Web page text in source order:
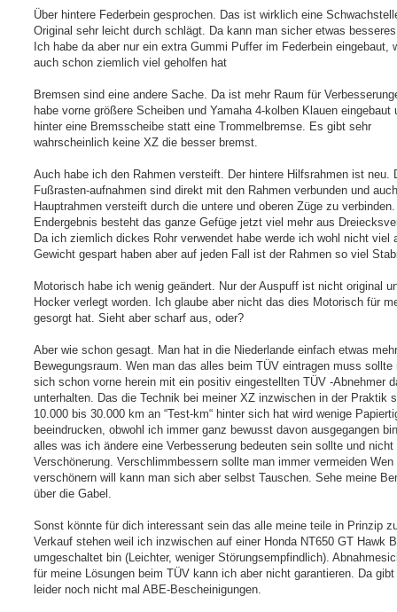
Über hintere Federbein gesprochen. Das ist wirklich eine
Original sehr leicht durch schlägt. Da kann man sicher etwas
Ich habe da aber nur ein extra Gummi Puffer im Federbein eingebaut,
auch schon ziemlich viel geholfen hat
Bremsen sind eine andere Sache. Da ist mehr Raum für
habe vorne größere Scheiben und Yamaha 4-kolben Klauen eingebaut
hinter eine Bremsscheibe statt eine Trommelbremse. Es gibt sehr
wahrscheinlich keine XZ die besser bremst.
Auch habe ich den Rahmen versteift. Der hintere Hilfsrahmen ist neu.
Fußrasten-aufnahmen sind direkt mit den Rahmen verbunden und
Hauptrahmen versteift durch die untere und oberen Züge zu
Endergebnis besteht das ganze Gefüge jetzt viel mehr aus
Da ich ziemlich dickes Rohr verwendet habe werde ich wohl nicht viel
Gewicht gespart haben aber auf jeden Fall ist der Rahmen so viel
Motorisch habe ich wenig geändert. Nur der Auspuff ist nicht original
Hocker verlegt worden. Ich glaube aber nicht das dies Motorisch für
gesorgt hat. Sieht aber scharf aus, oder?
Aber wie schon gesagt. Man hat in die Niederlande einfach etwas mehr
Bewegungsraum. Wen man das alles beim TÜV eintragen muss sollte
sich schon vorne herein mit ein positiv eingestellten TÜV -Abnehmer
unterhalten. Das die Technik bei meiner XZ inzwischen in der Praktik
10.000 bis 30.000 km an “Test-km“ hinter sich hat wird wenige
beeindrucken, obwohl ich immer ganz bewusst davon ausgegangen
alles was ich ändere eine Verbesserung bedeuten sein sollte und nicht
Verschönerung. Verschlimmbessern sollte man immer vermeiden Wen
verschönern will kann man sich aber selbst Tauschen. Sehe meine
über die Gabel.
Sonst könnte für dich interessant sein das alle meine teile in Prinzip
Verkauf stehen weil ich inzwischen auf einer Honda NT650 GT Hawk
umgeschaltet bin (Leichter, weniger Störungsempfindlich).
für meine Lösungen beim TÜV kann ich aber nicht garantieren. Da
leider noch nicht mal ABE-Bescheinigungen.